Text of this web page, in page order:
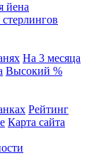
йена
На 3 месяца
Высокий %
Рейтинг
Карта сайта